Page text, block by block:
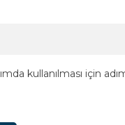
kullanılması için